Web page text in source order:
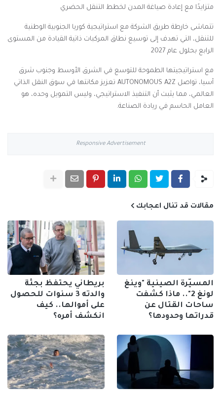
متزايدًا مع إعادة صياغة المدن لخطط التنقل الحضري
تتماشى خارطة طريق الشركة مع استراتيجية كوريا الجنوبية الوطنية
للتنقل، التي تهدف إلى توسيع نطاق المركبات ذاتية القيادة من المستوى
الرابع بحلول عام 2027
مع استراتيجيتها الطموحة للتوسع في الشرق الأوسط وجنوب شرق
آسيا، تواصل AUTONOMOUS A2Z تعزيز مكانتها في سوق النقل الذاتي
العالمي، مما يثبت أن التنفيذ الاستراتيجي، وليس التمويل وحده، هو
العامل الحاسم في ريادة الصناعة.
Responsive Advertisement
مقالات قد تنال اعجابك
المسيّرة الصينية "وينغ
لونغ 2".. ماذا كشفت
ساحات القتال عن
قدراتها وحدودها؟
بريطاني يحتفظ بجثة
والدته 3 سنوات للحصول
على أموالها.. كيف
انكشف أمره؟